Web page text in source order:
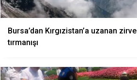
Bursa’dan Kırgızistan’a uzanan zirve
tırmanışı